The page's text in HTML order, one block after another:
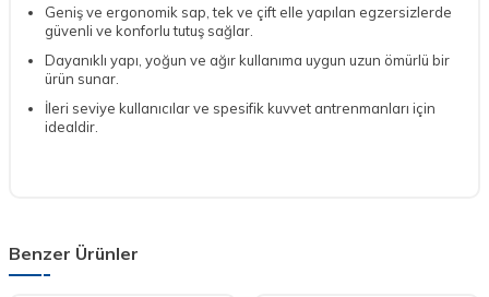
Geniş ve ergonomik sap, tek ve çift elle yapılan egzersizlerde
güvenli ve konforlu tutuş sağlar.
Dayanıklı yapı, yoğun ve ağır kullanıma uygun uzun ömürlü bir
ürün sunar.
İleri seviye kullanıcılar ve spesifik kuvvet antrenmanları için
idealdir.
Benzer Ürünler